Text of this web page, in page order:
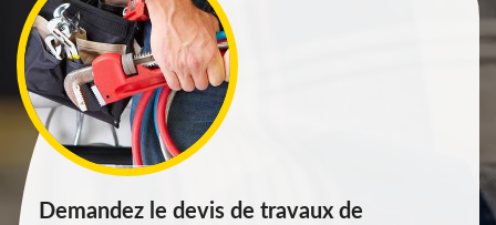
Demandez le devis de travaux de